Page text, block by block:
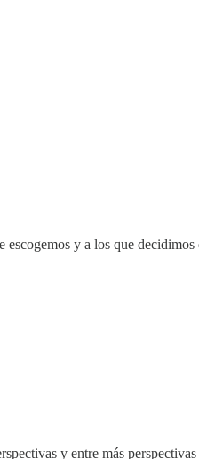
escogemos y a los que
y entre más